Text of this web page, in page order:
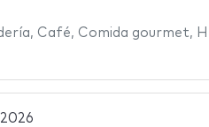
, Café, Comida gourmet,